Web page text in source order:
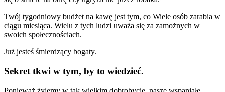
Twój tygodniowy budżet na kawę jest tym, co Wiele osób zarabia w
ciągu miesiąca. Wielu z tych ludzi uważa się za zamożnych w
swoich społecznościach.
Już jesteś śmierdzący bogaty.
Sekret tkwi w tym, by to wiedzieć.